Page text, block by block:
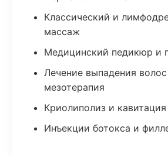
Классический и
массаж
Медицинский педикюр и
Лечение выпадения
мезотерапия
Криолиполиз и кавитация
Инъекции ботокса и